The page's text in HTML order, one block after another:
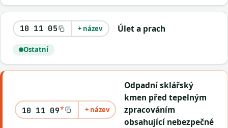
10 11 05 + název Úlet a prach
Ostatní
10 11 09* + název
Odpadní sklářský
kmen před tepelným
zpracováním
obsahující nebezpečné